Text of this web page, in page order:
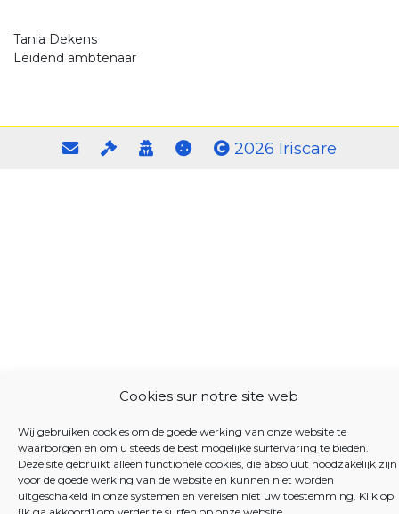
Cookies sur notre site web
Wij gebruiken cookies om de goede werking van onze website te
waarborgen en om u steeds de best mogelijke surfervaring te bieden.
Deze site gebruikt alleen functionele cookies, die absoluut noodzakelijk zijn
voor de goede werking van de website en kunnen niet worden
uitgeschakeld in onze systemen en vereisen niet uw toestemming. Klik op
Tania Dekens
Leidend ambtenaar
2026 Iriscare